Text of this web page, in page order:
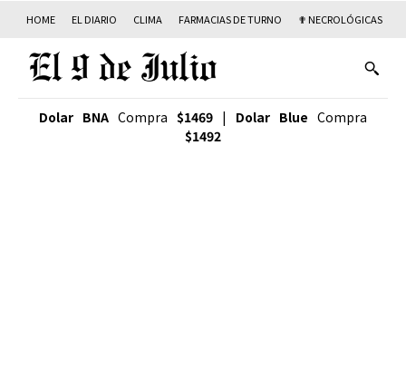
HOME EL DIARIO CLIMA FARMACIAS DE TURNO ✟ NECROLÓGICAS
Dolar BNA Compra $1469 | Dolar Blue Compra
$1492